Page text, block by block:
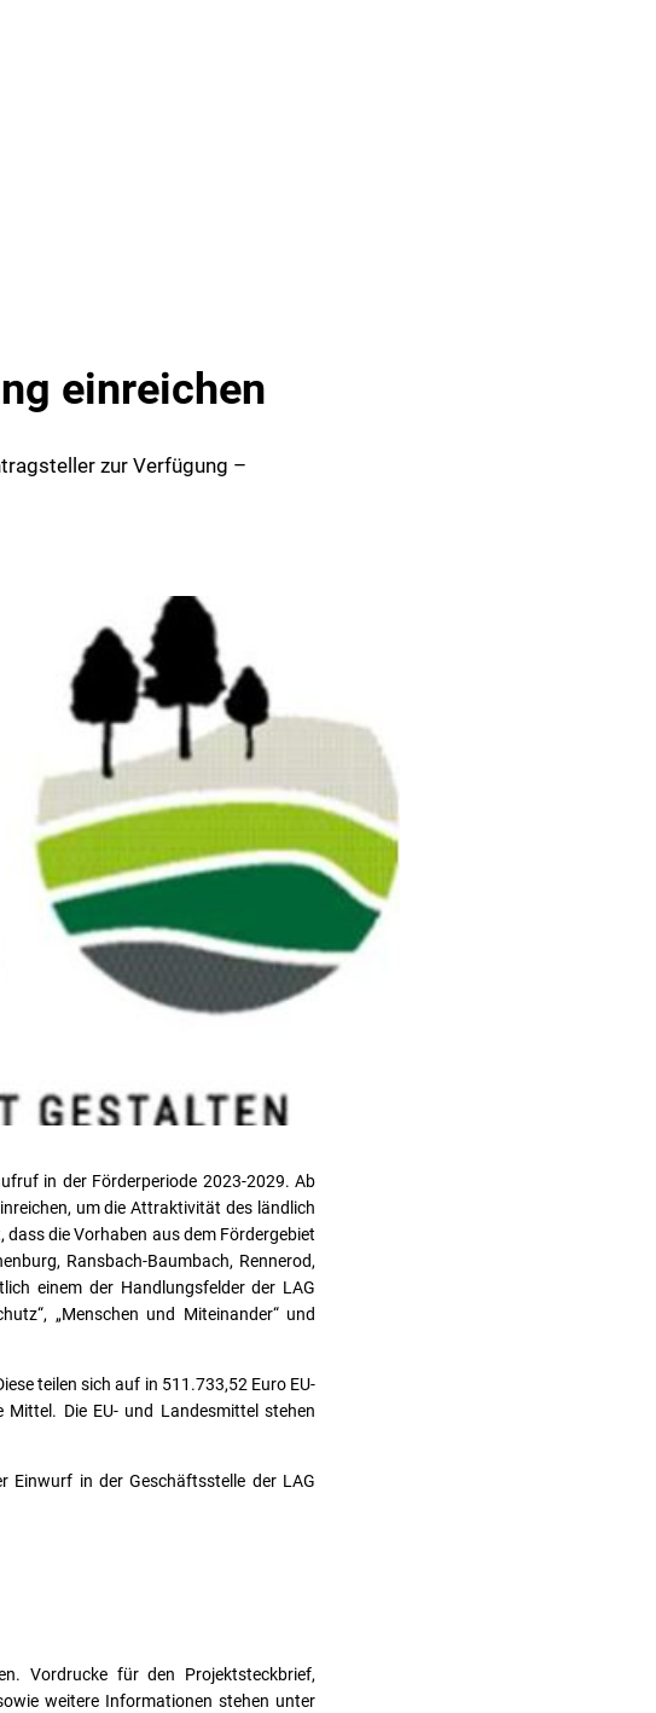
einreichen
zur Verfügung –
in der Förderperiode 2023-2029. Ab
um die Attraktivität des ländlich
die Vorhaben aus dem Fördergebiet
Ransbach-Baumbach, Rennerod,
einem der Handlungsfelder der LAG
„Menschen und Miteinander“ und
teilen sich auf in 511.733,52 Euro EU-
Die EU- und Landesmittel stehen
Einwurf in der Geschäftsstelle der LAG
Vordrucke für den Projektsteckbrief,
weitere Informationen stehen unter